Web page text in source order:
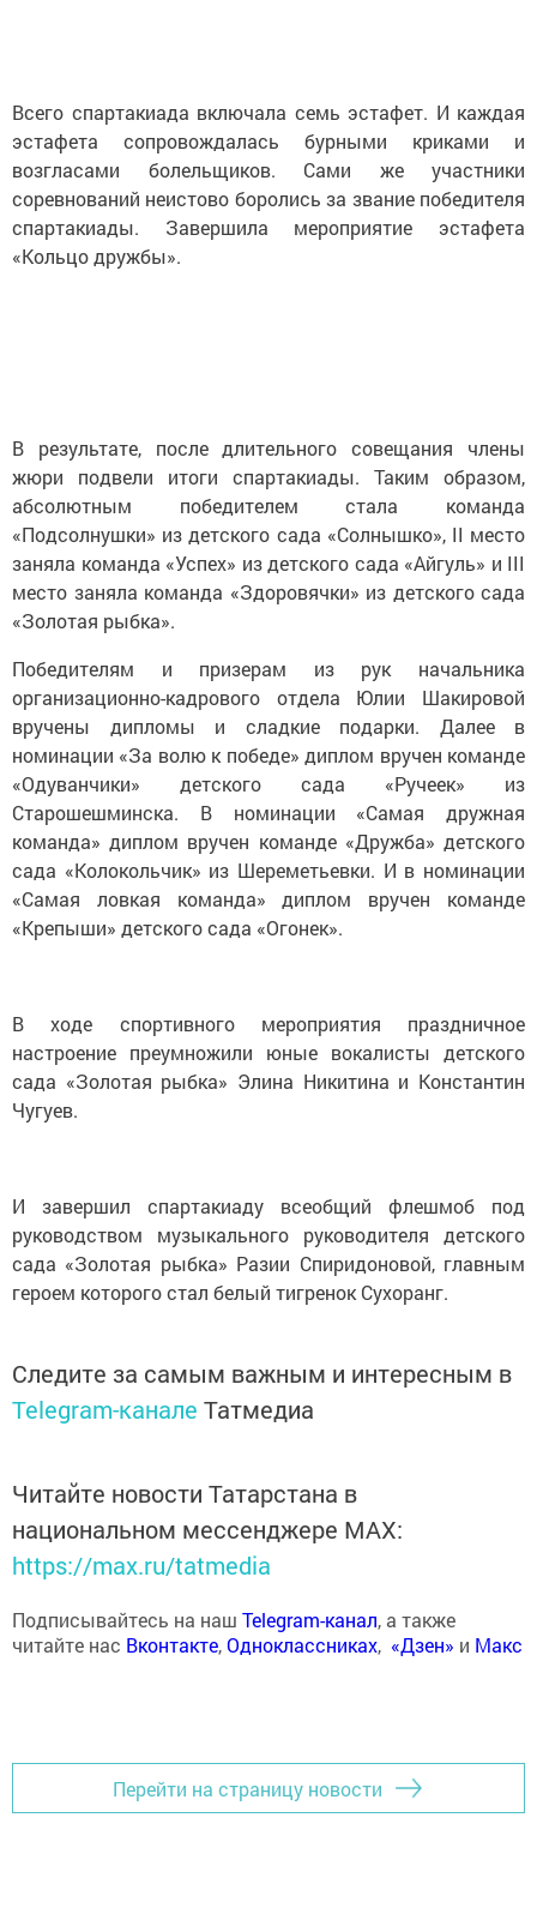
Всего спартакиада включала семь эстафет. И каждая
эстафета сопровождалась бурными криками и
возгласами болельщиков. Сами же участники
соревнований неистово боролись за звание победителя
спартакиады. Завершила мероприятие эстафета
«Кольцо дружбы».
В результате, после длительного совещания члены
жюри подвели итоги спартакиады. Таким образом,
абсолютным победителем стала команда
«Подсолнушки» из детского сада «Солнышко», II место
заняла команда «Успех» из детского сада «Айгуль» и III
место заняла команда «Здоровячки» из детского сада
«Золотая рыбка».
Победителям и призерам из рук начальника
организационно-кадрового отдела Юлии Шакировой
вручены дипломы и сладкие подарки. Далее в
номинации «За волю к победе» диплом вручен команде
«Одуванчики» детского сада «Ручеек» из
Старошешминска. В номинации «Самая дружная
команда» диплом вручен команде «Дружба» детского
сада «Колокольчик» из Шереметьевки. И в номинации
«Самая ловкая команда» диплом вручен команде
«Крепыши» детского сада «Огонек».
В ходе спортивного мероприятия праздничное
настроение преумножили юные вокалисты детского
сада «Золотая рыбка» Элина Никитина и Константин
Чугуев.
И завершил спартакиаду всеобщий флешмоб под
руководством музыкального руководителя детского
сада «Золотая рыбка» Разии Спиридоновой, главным
героем которого стал белый тигренок Сухоранг.
Следите за самым важным и интересным в
Telegram-канале Татмедиа
Читайте новости Татарстана в
национальном мессенджере MАХ:
https://max.ru/tatmedia
Подписывайтесь на наш Telegram-канал, а также
читайте нас Вконтакте,Одноклассниках, «Дзен» и Макс
Перейти на страницу новости